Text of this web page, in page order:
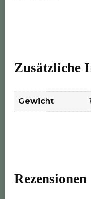
Zusätzliche
Gewicht
Rezensionen